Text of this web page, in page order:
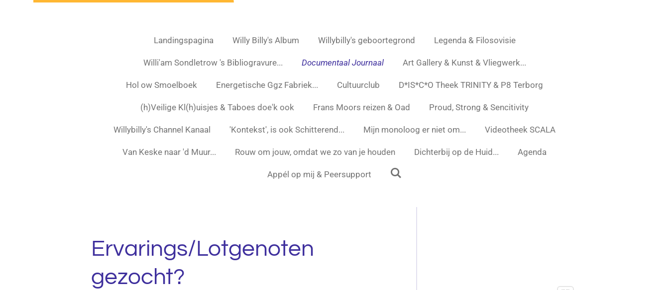
Landingspagina Willy Billy's Album Willybilly's geboortegrond Legenda & Filosovisie
Willi'am Sondletrow 's Bibliogravure... Documentaal Journaal Art Gallery & Kunst & Vliegwerk...
Hol ow Smoelboek Energetische Ggz Fabriek... Cultuurclub D*IS*C*O Theek TRINITY & P8 Terborg
(h)Veilige Kl(h)uisjes & Taboes doe'k ook Frans Moors reizen & Oad Proud, Strong & Sencitivity
Willybilly's Channel Kanaal 'Kontekst', is ook Schitterend... Mijn monoloog er niet om... Videotheek SCALA
Van Keske naar 'd Muur... Rouw om jouw, omdat we zo van je houden Dichterbij op de Huid... Agenda
Appél op mij & Peersupport
Ervarings/Lotgenoten
gezocht?